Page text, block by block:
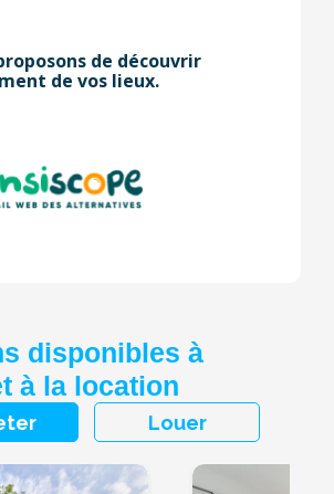
de découvrir
de vos lieux.
disponibles à
à la location
Louer